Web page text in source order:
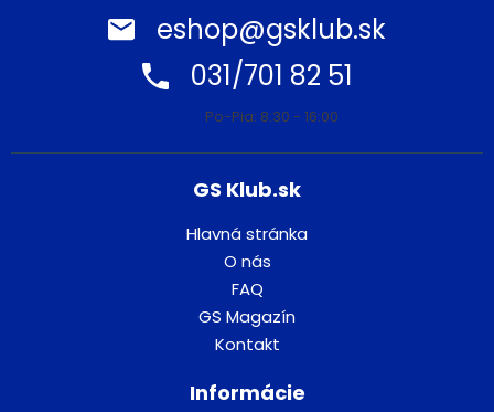
eshop@gsklub.sk
031/701 82 51
Po-Pia: 8:30 - 16:00
GS Klub.sk
Hlavná stránka
O nás
FAQ
GS Magazín
Kontakt
Informácie